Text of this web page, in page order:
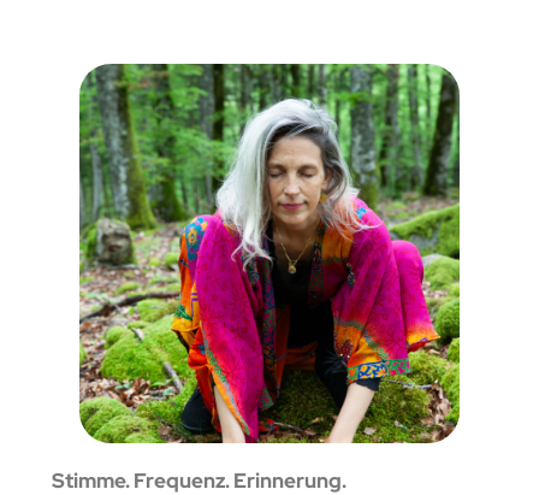
Stimme. Frequenz. Erinnerung.